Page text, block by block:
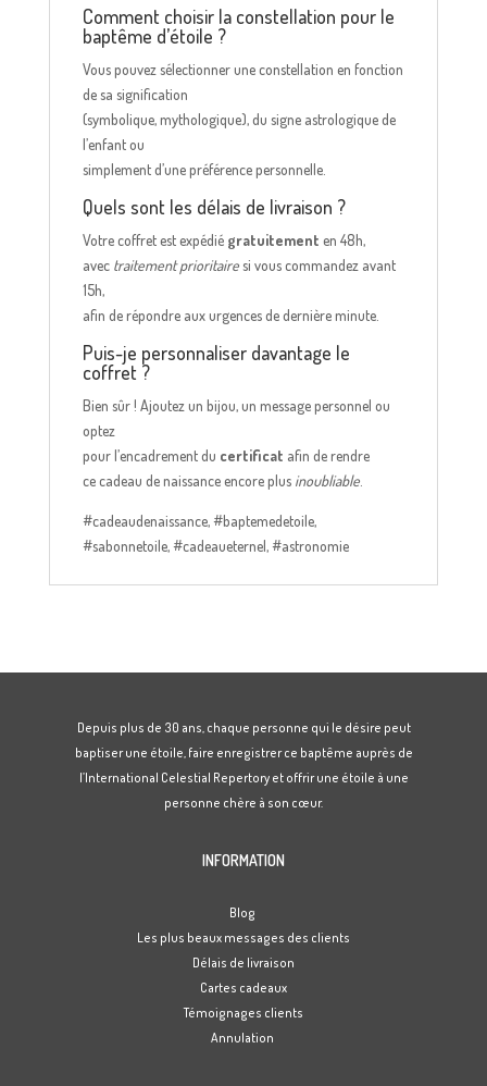
Comment choisir la constellation pour le
baptême d’étoile ?
Vous pouvez sélectionner une constellation en fonction
de sa signification
(symbolique, mythologique), du signe astrologique de
l’enfant ou
simplement d’une préférence personnelle.
Quels sont les délais de livraison ?
Votre coffret est expédié gratuitement en 48h,
avec traitement prioritairesi vous commandez avant
15h,
afin de répondre aux urgences de dernière minute.
Puis-je personnaliser davantage le
coffret ?
Bien sûr ! Ajoutez un bijou, un message personnel ou
optez
pour l’encadrement du certificat afin de rendre
ce cadeau de naissance encore plus inoubliable.
#cadeaudenaissance, #baptemedetoile,
#sabonnetoile, #cadeaueternel, #astronomie
Depuis plus de 30 ans, chaque personne qui le désire peut
baptiser une étoile, faire enregistrer ce baptême auprès de
l’International Celestial Repertory et offrir une étoile à une
personne chère à son cœur.
INFORMATION
Blog
Les plus beaux messages des clients
Délais de livraison
Cartes cadeaux
Témoignages clients
Annulation